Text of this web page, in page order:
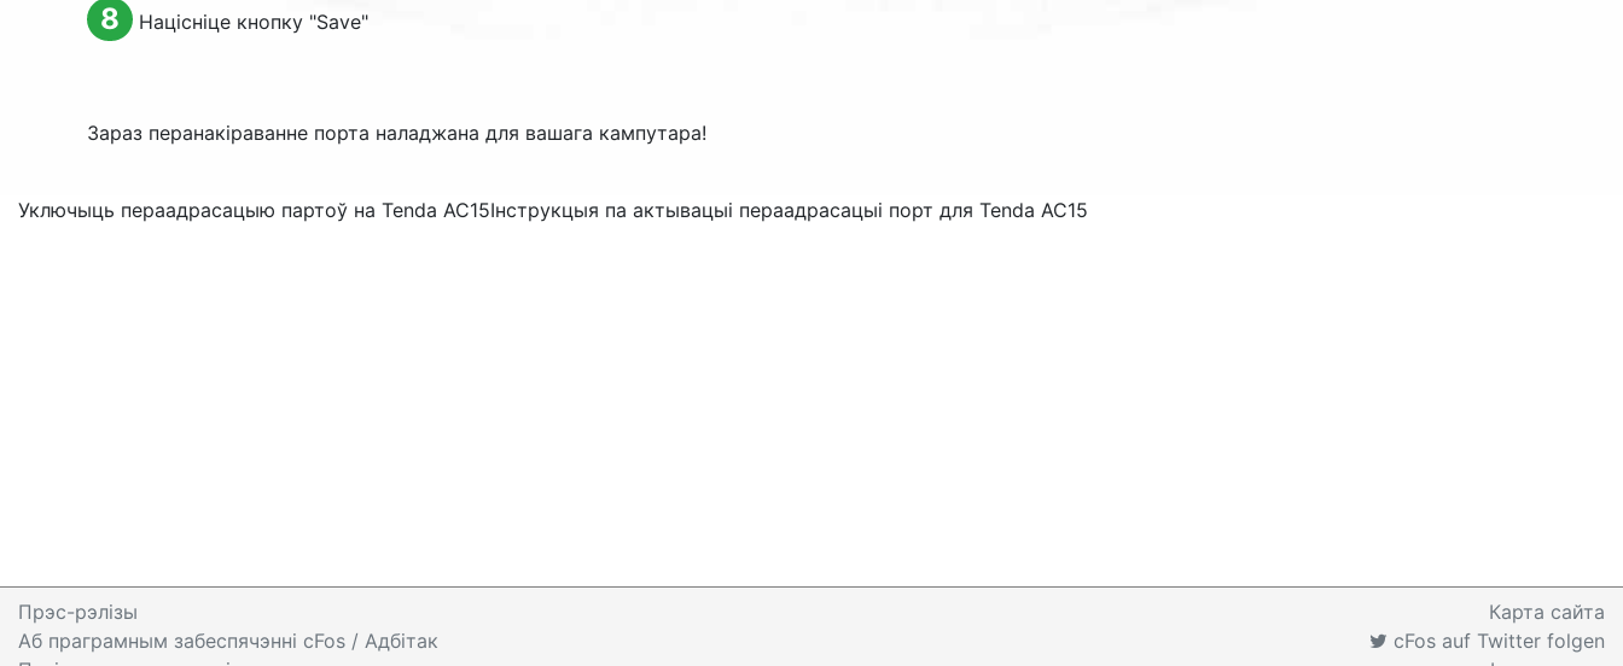
8 Націсніце кнопку "Save"
Зараз перанакіраванне порта наладжана для вашага кампутара!
Уключыць пераадрасацыю партоў на Tenda AC15Інструкцыя па актывацыі пераадрасацыі порт для Tenda AC15
Прэс-рэлізы
Аб праграмным забеспячэнні cFos / Адбітак
Карта сайта
cFos auf Twitter folgen